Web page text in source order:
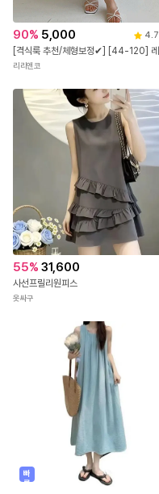
90% 5,000 4.7
리리앤코
55% 31,600
사선프릴리원피스
옷싸구
빠
른